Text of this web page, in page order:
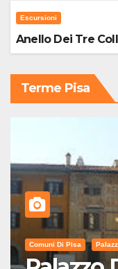
Escursioni
Anello Dei Tre
Terme Pisa
Comuni Di Pisa